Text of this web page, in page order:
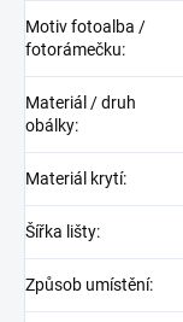
Motiv fotoalba /
fotorámečku:
Materiál / druh
obálky:
Materiál krytí:
Šířka lišty:
Způsob umístění: